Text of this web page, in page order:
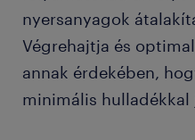
nyersanyagok
Végrehajtja és
annak érdekében,
minimális hulladékkal